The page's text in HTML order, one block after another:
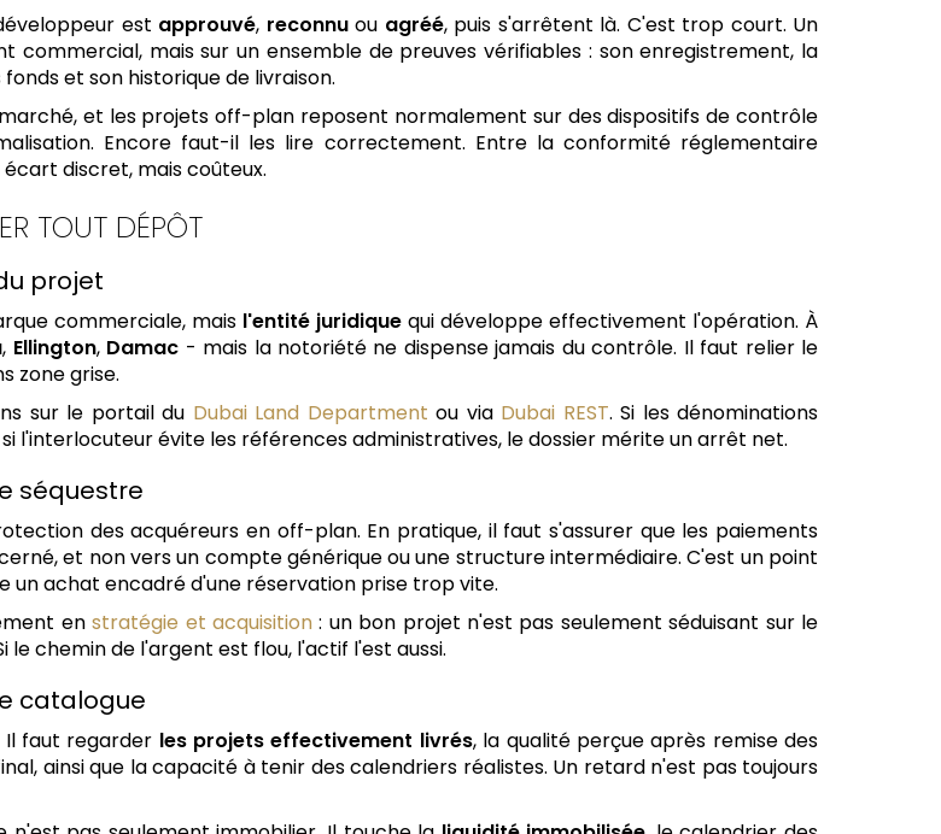
est approuvé, reconnuou agréé, puis s'arrêtent là. C'est trop court. Un
commercial, mais sur un ensemble de preuves vérifiables : son enregistrement, la
et son historique de livraison.
et les projets off-plan reposent normalement sur des dispositifs de contrôle
Encore faut-il les lire correctement. Entre la conformité réglementaire
discret, mais coûteux.
TOUT DÉPÔT
projet
commerciale, mais l'entité juridique qui développe effectivement l'opération. À
, Ellington, Damac - mais la notoriété ne dispense jamais du contrôle. Il faut relier le
zone grise.
sur le portail du Dubai Land Department ou via Dubai REST. Si les dénominations
l'interlocuteur évite les références administratives, le dossier mérite un arrêt net.
séquestre
des acquéreurs en off-plan. En pratique, il faut s'assurer que les paiements
et non vers un compte générique ou une structure intermédiaire. C'est un point
un achat encadré d'une réservation prise trop vite.
enstratégie et acquisition: un bon projet n'est pas seulement séduisant sur le
le chemin de l'argent est flou, l'actif l'est aussi.
catalogue
Il faut regarder les projets effectivement livrés, la qualité perçue après remise des
ainsi que la capacité à tenir des calendriers réalistes. Un retard n'est pas toujours